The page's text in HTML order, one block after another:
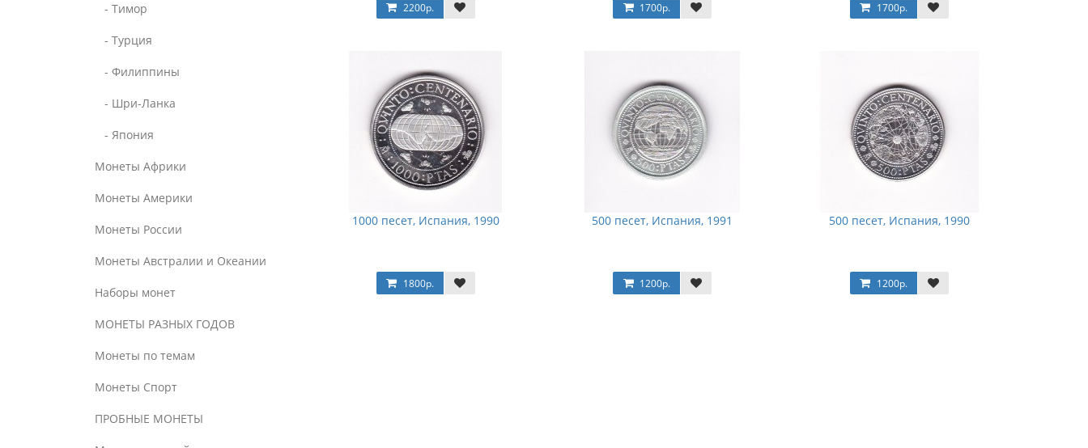
- Тимор
- Турция
- Филиппины
- Шри-Ланка
- Япония
Монеты Африки
Монеты Америки
Монеты России
Монеты Австралии и Океании
Наборы монет
МОНЕТЫ РАЗНЫХ ГОДОВ
Монеты по темам
Монеты Спорт
ПРОБНЫЕ МОНЕТЫ
2200р. 1700р. 1700р.
1000 песет, Испания, 1990
1800р.
500 песет, Испания, 1991
1200р.
500 песет, Испания, 1990
1200р.